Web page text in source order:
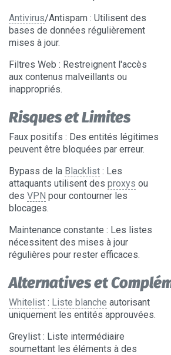
Antivirus/Antispam : Utilisent des
bases de données régulièrement
mises à jour.
Filtres Web : Restreignent l'accès
aux contenus malveillants ou
inappropriés.
Risques et Limites
Faux positifs : Des entités légitimes
peuvent être bloquées par erreur.
Bypass de la Blacklist : Les
attaquants utilisent des proxys ou
des VPN pour contourner les
blocages.
Maintenance constante : Les listes
nécessitent des mises à jour
régulières pour rester efficaces.
Alternatives et
Whitelist : Liste blanche autorisant
uniquement les entités approuvées.
Greylist : Liste intermédiaire
soumettant les éléments à des